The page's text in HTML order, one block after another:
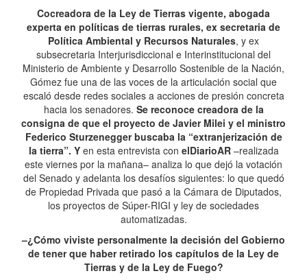
Cocreadora de la Ley de Tierras vigente, abogada
experta en políticas de tierras rurales, ex secretaria de
Política Ambiental y Recursos Naturales, y ex
subsecretaria Interjurisdiccional e Interinstitucional del
Ministerio de Ambiente y Desarrollo Sostenible de la Nación,
Gómez fue una de las voces de la articulación social que
escaló desde redes sociales a acciones de presión concreta
hacia los senadores. Se reconoce creadora de la
consigna de que el proyecto de Javier Milei y el ministro
Federico Sturzenegger buscaba la “extranjerización de
la tierra”. Y en esta entrevista con elDiarioAR–realizada
este viernes por la mañana– analiza lo que dejó la votación
del Senado y adelanta los desafíos siguientes: lo que quedó
de Propiedad Privada que pasó a la Cámara de Diputados,
los proyectos de Súper-RIGI y ley de sociedades
automatizadas.
–¿Cómo viviste personalmente la decisión del Gobierno
de tener que haber retirado los capítulos de la Ley de
Tierras y de la Ley de Fuego?